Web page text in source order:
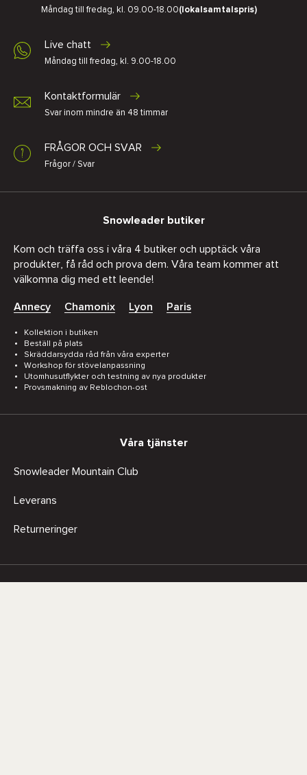
Måndag till fredag, kl. 09.00-18.00(lokalsamtalspris)
Live chatt
Måndag till fredag, kl. 9.00-18.00
Kontaktformulär
Svar inom mindre än 48 timmar
FRÅGOR OCH SVAR
Frågor / Svar
Snowleader butiker
Kom och träffa oss i våra 4 butiker och upptäck våra
produkter, få råd och prova dem. Våra team kommer att
välkomna dig med ett leende!
Annecy Chamonix Lyon Paris
Kollektion i butiken
Beställ på plats
Skräddarsydda råd från våra experter
Workshop för stövelanpassning
Utomhusutflykter och testning av nya produkter
Provsmakning av Reblochon-ost
Våra tjänster
Snowleader Mountain Club
Leverans
Returneringer